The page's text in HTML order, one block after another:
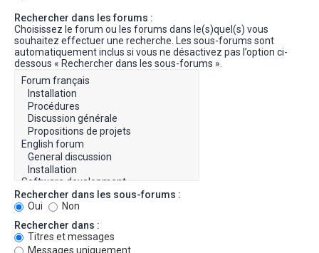
Rechercher dans les forums :
Choisissez le forum ou les forums dans le(s)quel(s) vous
souhaitez effectuer une recherche. Les sous-forums sont
automatiquement inclus si vous ne désactivez pas l’option ci-
dessous « Rechercher dans les sous-forums ».
Rechercher dans les sous-forums :
Oui
Non
Rechercher dans :
Titres et messages
Messages uniquement